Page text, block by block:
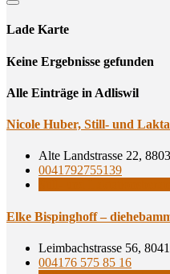
Lade Karte
Кeine Ergebnisse gefunden
Alle Einträge in Adliswil
Nico­le Huber, Still- und
Alte Landstrasse 22,
0041792755139
Elke Bis­ping­hoff –
Leimbachstrasse 56,
004176 575 85 16